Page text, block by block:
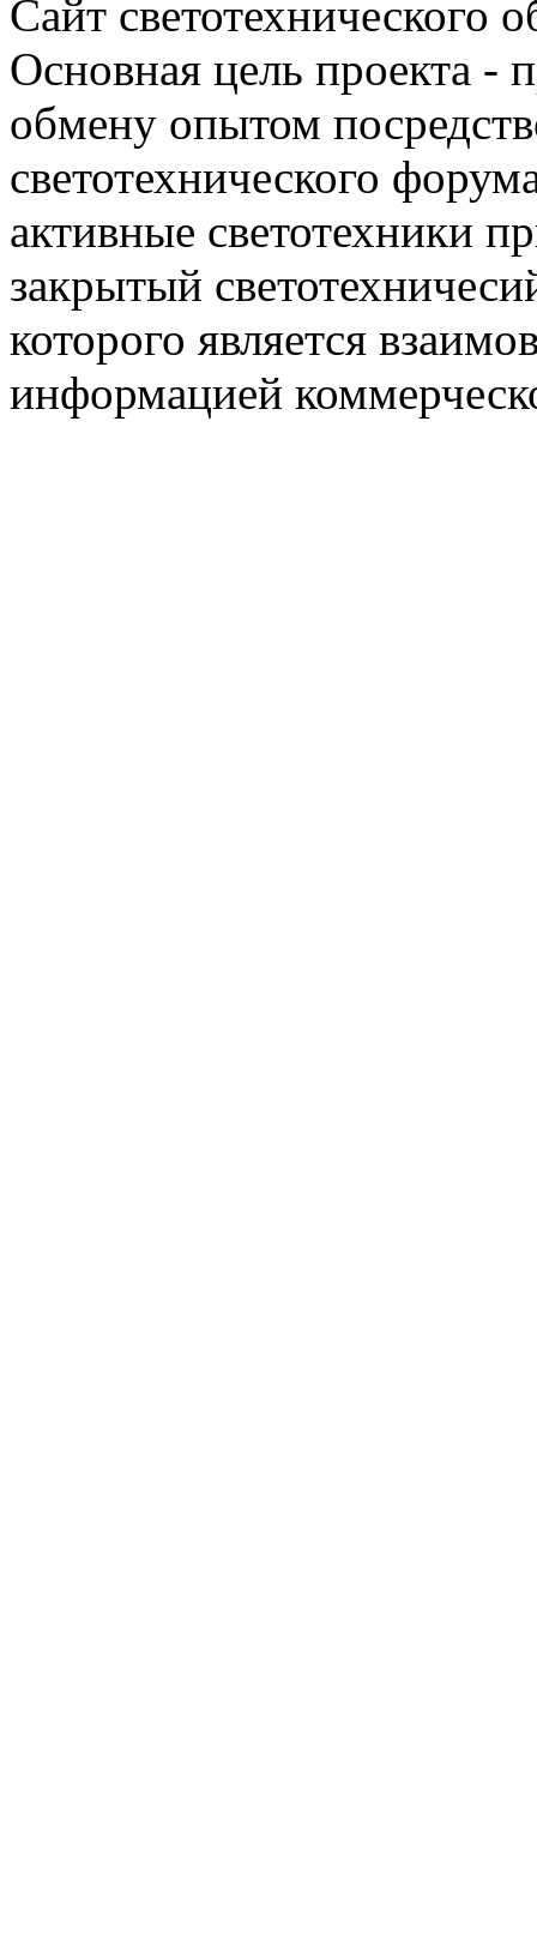
Сайт светотехнического
Основная цель проекта -
обмену опытом
светотехнического
активные светотехники
закрытый
которого является
информацией